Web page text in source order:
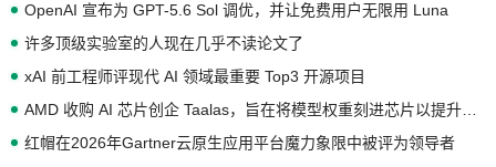
OpenAI 宣布为 GPT-5.6 Sol 调优，并让免费用户无限用 Luna
许多顶级实验室的人现在几乎不读论文了
xAI 前工程师评现代 AI 领域最重要 Top3 开源项目
红帽在2026年Gartner云原生应用平台魔力象限中被评为领导者